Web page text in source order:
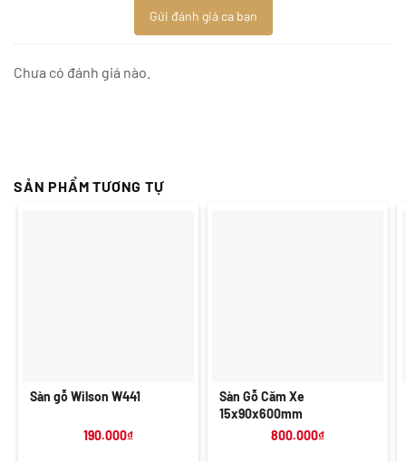
Gửi đánh giá ca bạn
Chưa có đánh giá nào.
SẢN PHẨM TƯƠNG TỰ
Sàn gỗ Wilson W441
190.000₫
Sàn Gỗ Căm Xe
15x90x600mm
800.000₫